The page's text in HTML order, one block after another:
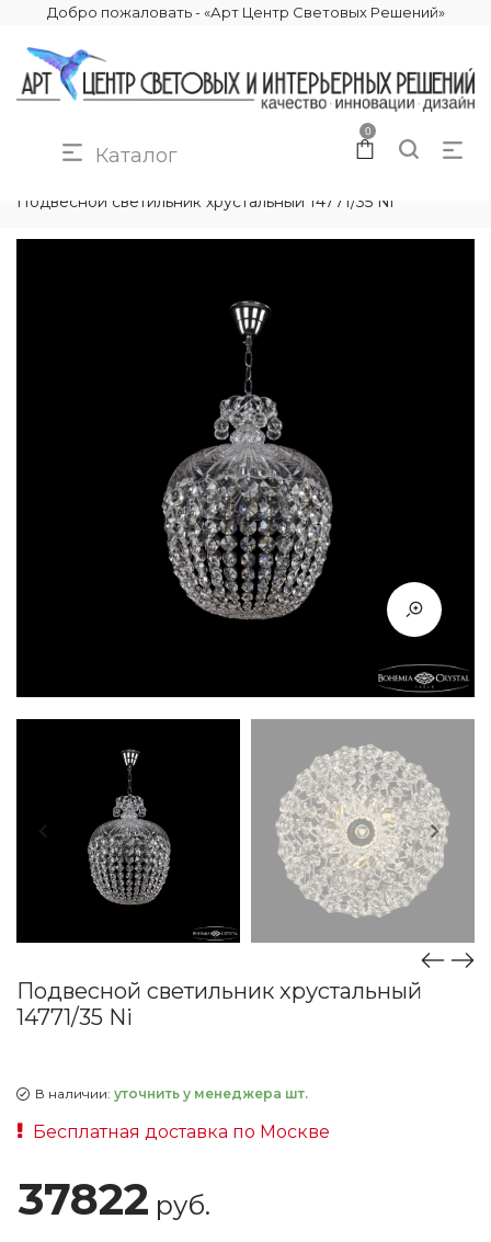
Добро пожаловать - «Арт Центр Световых Решений»
Каталог
0
Подвесной светильник хрустальный 14771/35 Ni
Подвесной светильник хрустальный
14771/35 Ni
В наличии: уточнить у менеджера шт.
Бесплатная доставка по Москве
37822 руб.